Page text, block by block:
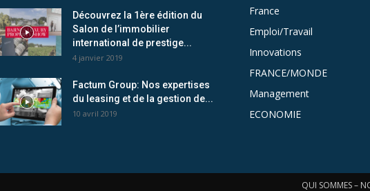
Découvrez la 1ère édition du
Salon de l’immobilier
international de prestige...
4 janvier 2019
Factum Group: Nos expertises
du leasing et de la gestion de...
10 avril 2019
France
Emploi/Travail
Innovations
FRANCE/MONDE
Management
ECONOMIE
QUI SOMMES –